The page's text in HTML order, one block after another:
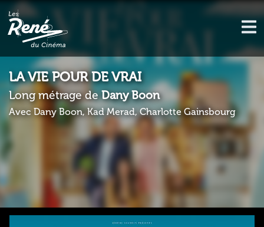
LA VIE POUR DE VRAI
Long métrage deDany Boon
Avec Dany Boon, Kad Merad, Charlotte Gainsbourg